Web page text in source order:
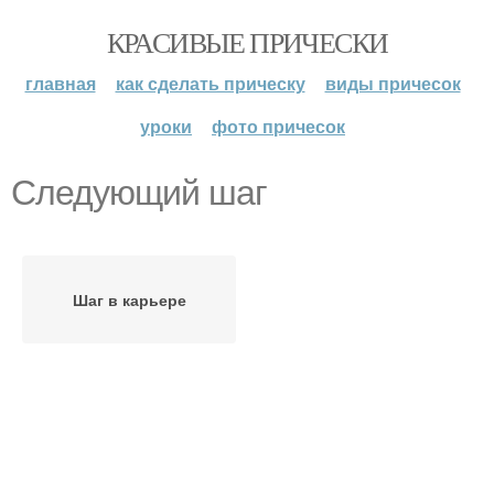
КРАСИВЫЕ ПРИЧЕСКИ
главная как сделать прическу
виды причесок
уроки
фото причесок
Следующий шаг
Шаг в карьере